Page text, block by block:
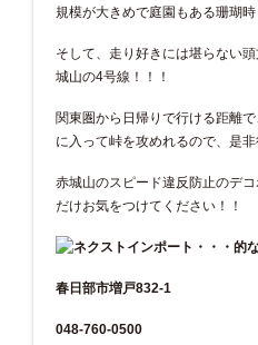
規模が大きめで庭園もある珊瑚時
そして、走り好きには堪らない
城山の4号線！！！
関東圏から日帰りで行ける距離
に入って峠を攻めれるので、是
赤城山のスピード違反防止のデ
だけお気をつけてください！！
春日部市増戸832-1
048-760-0500